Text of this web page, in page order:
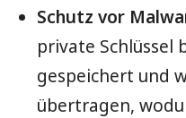
Schutz vor
private Schlüssel
gespeichert und
übertragen,